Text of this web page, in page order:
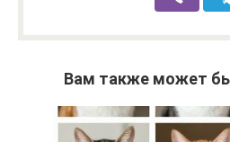
Вам также может